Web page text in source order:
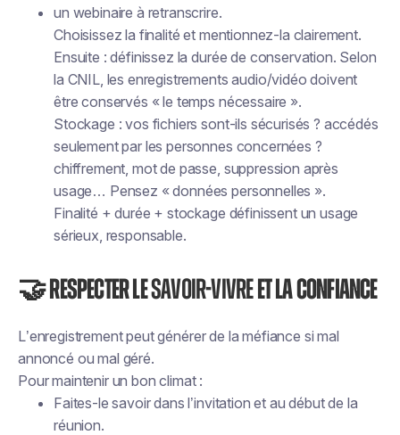
un webinaire à retranscrire.
Choisissez la finalité et mentionnez-la clairement.
Ensuite : définissez la durée de conservation. Selon
la CNIL, les enregistrements audio/vidéo doivent
être conservés « le temps nécessaire ».
Stockage : vos fichiers sont-ils sécurisés ? accédés
seulement par les personnes concernées ?
chiffrement, mot de passe, suppression après
usage… Pensez « données personnelles ».
Finalité + durée + stockage définissent un usage
sérieux, responsable.
🤝 Respecter lesavoir-vivreet la confiance
L’enregistrement peut générer de la méfiance si mal
annoncé ou mal géré.
Pour maintenir un bon climat :
Faites-le savoir dans l’invitation et au début de la
réunion.